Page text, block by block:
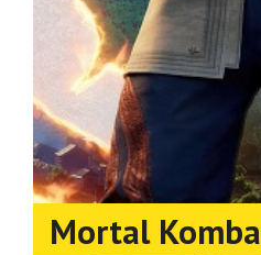
Mortal